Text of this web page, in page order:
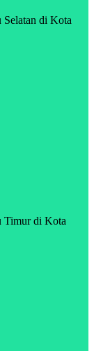
Selatan di Kota
Timur di Kota